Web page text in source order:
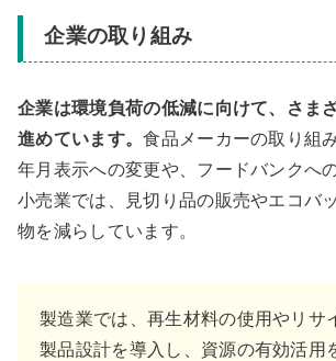
企業の取り組み
企業は環境負荷の低減に向けて、さま
進めています。食品メーカーの取り組
年月表示への変更や、フードバンクへ
小売業では、見切り品の販売やエコバ
物を減らしています。
製造業では、再生材料の使用やリサ
製品設計を導入し、資源の有効活用